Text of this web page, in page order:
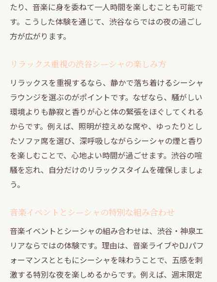
たり、音楽に身を委ねて一人時間を楽しむことも可能で
す。こうした体験を通じて、渋谷ならではの夜の過ごし
方が広がります。
リラックス重視の渋谷シーシャの楽しみ方
リラックスを重視するなら、静かで落ち着けるシーシャ
ラウンジを選ぶのがポイントです。なぜなら、騒がしい
環境よりも静寂と香りが心と体の緊張をほぐしてくれる
からです。例えば、照明が控えめな席や、ゆったりとし
たソファ席を選び、深呼吸しながらシーシャの煙と香り
を楽しむことで、心地よい時間が過ごせます。渋谷の喧
騒を忘れ、自分だけのリラックスタイムを確保しましょ
う。
音楽イベントとシーシャの特別な組み合わせ
音楽イベントとシーシャの組み合わせは、渋谷・神泉エ
リアならではの体験です。理由は、音楽ライブやDJパフ
ォーマンスとともにシーシャを味わうことで、五感を刺
激する特別な夜を楽しめるからです。例えば、週末限定